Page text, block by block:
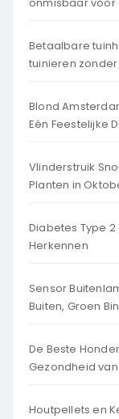
Betaalbare
tuinieren
Blond
Eén Feestelijke
Vlinderstruik
Planten in
Diabetes Type
Herkennen
Sensor
Buiten, Groen
De Beste
Gezondheid
Houtpellets en